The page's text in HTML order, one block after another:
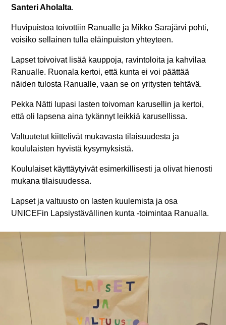
Santeri Aholalta.
Huvipuistoa toivottiin Ranualle ja Mikko Sarajärvi pohti,
voisiko sellainen tulla eläinpuiston yhteyteen.
Lapset toivoivat lisää kauppoja, ravintoloita ja kahvilaa
Ranualle. Ruonala kertoi, että kunta ei voi päättää
näiden tulosta Ranualle, vaan se on yritysten tehtävä.
Pekka Nätti lupasi lasten toivoman karusellin ja kertoi,
että oli lapsena aina tykännyt leikkiä karusellissa.
Valtuutetut kiittelivät mukavasta tilaisuudesta ja
koululaisten hyvistä kysymyksistä.
Koululaiset käyttäytyivät esimerkillisesti ja olivat hienosti
mukana tilaisuudessa.
Lapset ja valtuusto on lasten kuulemista ja osa
UNICEFin Lapsiystävällinen kunta -toimintaa Ranualla.